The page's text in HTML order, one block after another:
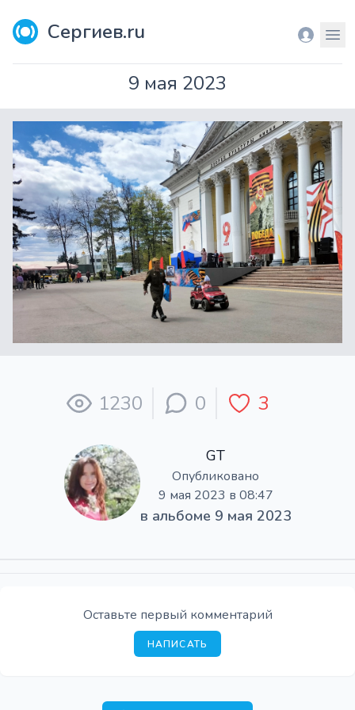
Сергиев.ru Вход
9 мая 2023
1230 0 3
GT
Опубликовано
9 мая 2023 в 08:47
в альбоме 9 мая 2023
Оставьте первый комментарий
НАПИСАТЬ